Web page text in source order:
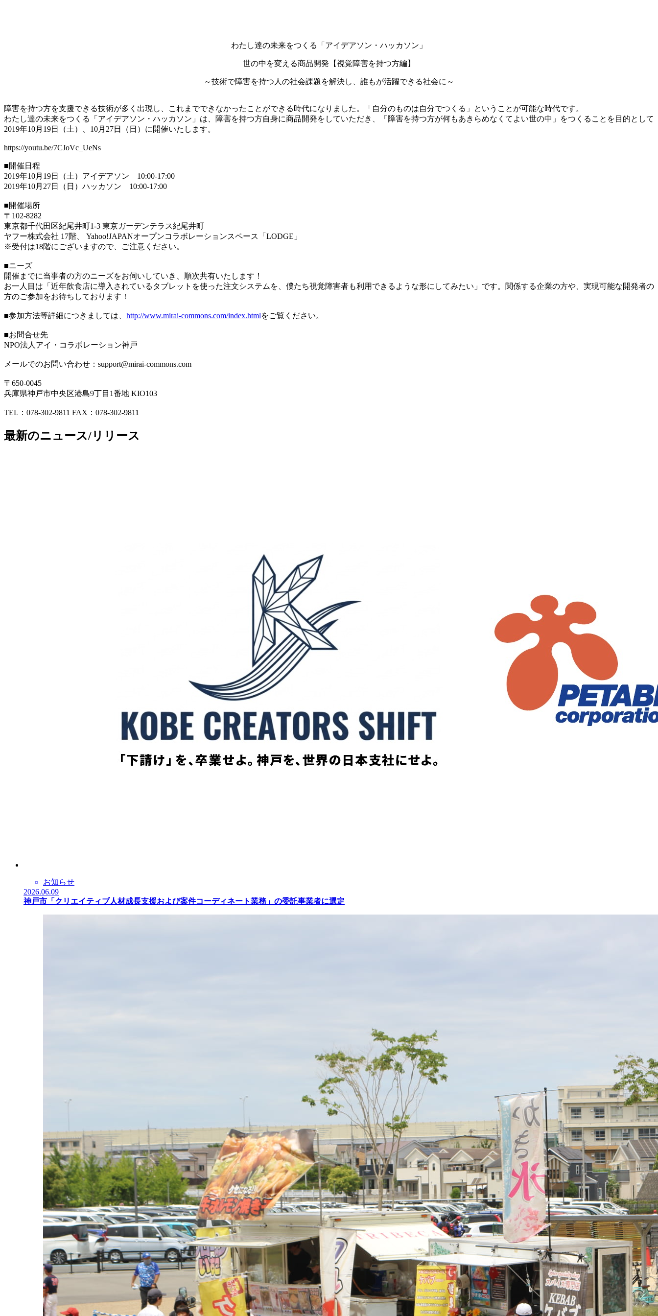
わたし達の未来をつくる「アイデアソン・ハッカソン」
世の中を変える商品開発【視覚障害を持つ方編】
～技術で障害を持つ人の社会課題を解決し、誰もが活躍できる社会に～
障害を持つ方を支援できる技術が多く出現し、これまでできなかったことができる時代になりました。「自分のものは自分でつくる」ということが可能な時代です。
わたし達の未来をつくる「アイデアソン・ハッカソン」は、障害を持つ方自身に商品開発をしていただき、「障害を持つ方が何もあきらめなくてよい世の中」をつくることを目的として
2019年10月19日（土）、10月27日（日）に開催いたします。
https://youtu.be/7CJoVc_UeNs
■開催日程
2019年10月19日（土）アイデアソン 10:00-17:00
2019年10月27日（日）ハッカソン 10:00-17:00
■開催場所
〒102-8282
東京都千代田区紀尾井町1-3 東京ガーデンテラス紀尾井町
ヤフー株式会社 17階、 Yahoo!JAPANオープンコラボレーションスペース「LODGE」
※受付は18階にございますので、ご注意ください。
■ニーズ
開催までに当事者の方のニーズをお伺いしていき、順次共有いたします！
お一人目は「近年飲食店に導入されているタブレットを使った注文システムを、僕たち視覚障害者も利用できるような形にしてみたい」です。関係する企業の方や、実現可能な開発者の
方のご参加をお待ちしております！
■参加方法等詳細につきましては、 http://www.mirai-commons.com/index.htmlをご覧ください。
■お問合せ先
NPO法人アイ・コラボレーション神戸
メールでのお問い合わせ：support@mirai-commons.com
〒650-0045
兵庫県神戸市中央区港島9丁目1番地 KIO103
TEL：078-302-9811 FAX：078-302-9811
最新のニュース/リリース
お知らせ
2026.06.09
神戸市「クリエイティブ人材成長支援および案件コーディネート業務」の委託事業者に選定